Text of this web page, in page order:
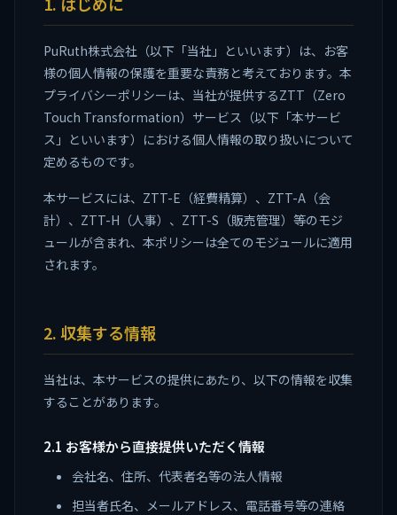
PuRuth株式会社（以下「当社」といいます）は、お客
様の個人情報の保護を重要な責務と考えております。本
プライバシーポリシーは、当社が提供するZTT（Zero
Touch Transformation）サービス（以下「本サービ
ス」といいます）における個人情報の取り扱いについて
定めるものです。
本サービスには、ZTT-E（経費精算）、ZTT-A（会
計）、ZTT-H（人事）、ZTT-S（販売管理）等のモジ
ュールが含まれ、本ポリシーは全てのモジュールに適用
されます。
2. 収集する情報
当社は、本サービスの提供にあたり、以下の情報を収集
することがあります。
2.1 お客様から直接提供いただく情報
会社名、住所、代表者名等の法人情報
担当者氏名、メールアドレス、電話番号等の連絡